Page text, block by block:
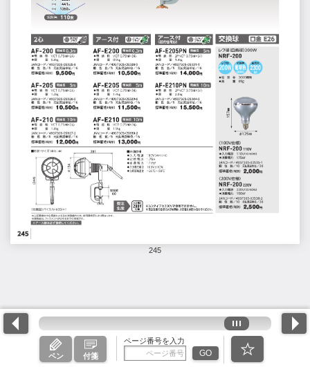
245
ペン 付箋
ページ番号を入力
GO